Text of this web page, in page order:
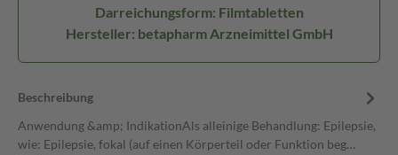
Darreichungsform: Filmtabletten
Hersteller: betapharm Arzneimittel GmbH
Beschreibung
Anwendung &amp; IndikationAls alleinige Behandlung: Epilepsie,
wie: Epilepsie, fokal (auf einen Körperteil oder Funktion beg…